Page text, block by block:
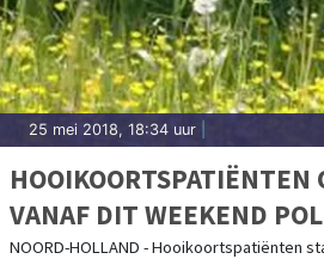
25 mei 2018, 18:34 uur
HOOIKOORTSPATIËNTEN
VANAF DIT WEEKEND
NOORD-HOLLAND - Hooikoortspatiënten